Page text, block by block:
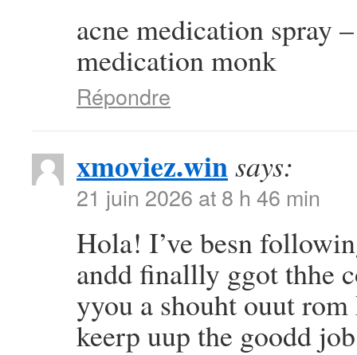
acne medication spray
medication monk
Répondre
xmoviez.winsays:
21 juin 2026 at 8 h 46 min
Hola! I’ve besn
andd finallly ggot thhe
yyou a shouht ouut
keerp uup the goodd